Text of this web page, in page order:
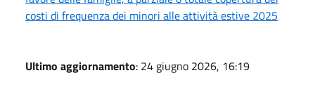
costi di frequenza dei minori alle attività estive 2025
Ultimo aggiornamento: 24 giugno 2026, 16:19